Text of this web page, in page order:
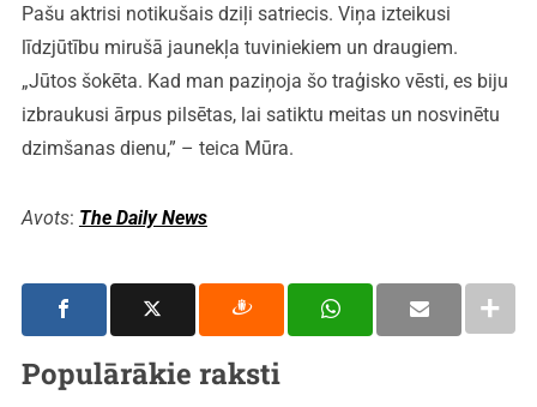
Pašu aktrisi notikušais dziļi satriecis. Viņa izteikusi
līdzjūtību mirušā jaunekļa tuviniekiem un draugiem.
„Jūtos šokēta. Kad man paziņoja šo traģisko vēsti, es biju
izbraukusi ārpus pilsētas, lai satiktu meitas un nosvinētu
dzimšanas dienu,” – teica Mūra.
Avots: The Daily News
Populārākie raksti